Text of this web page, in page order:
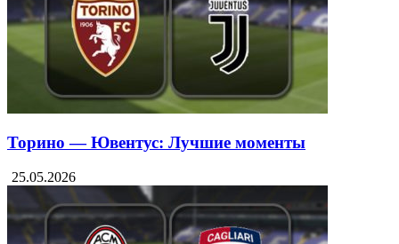
Торино — Ювентус: Лучшие моменты
25.05.2026